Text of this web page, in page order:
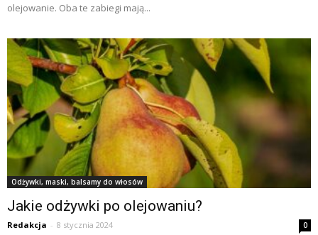
olejowanie. Oba te zabiegi mają...
Odżywki, maski, balsamy do włosów
Jakie odżywki po olejowaniu?
Redakcja - 8 stycznia 2024 0